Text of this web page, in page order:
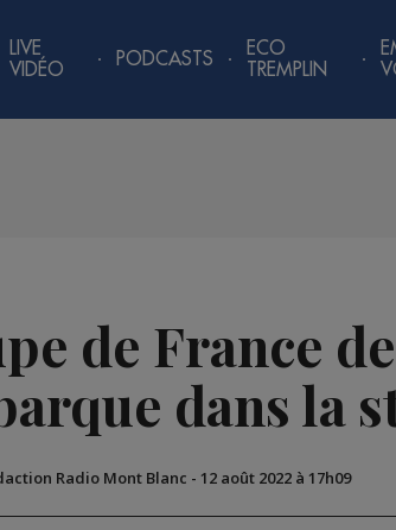
LIVE
VIDÉO
PODCASTS
ECO
TREMPLIN
de France
dans la
Radio Mont Blanc - 12 août 2022 à 17h09